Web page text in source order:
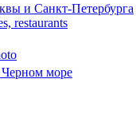
и Санкт-Петербурга
restaurants
море